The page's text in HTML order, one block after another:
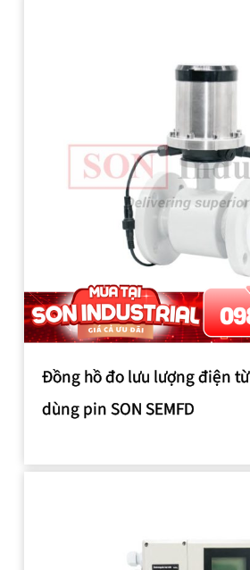
Đồng hồ đo lưu lượng điện từ
dùng pin SON SEMFD